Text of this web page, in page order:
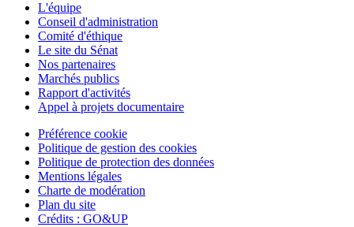
L'équipe
Conseil d'administration
Comité d'éthique
Le site du Sénat
Nos partenaires
Marchés publics
Rapport d'activités
Appel à projets documentaire
Préférence cookie
Politique de gestion des cookies
Politique de protection des données
Mentions légales
Charte de modération
Plan du site
Crédits : GO&UP